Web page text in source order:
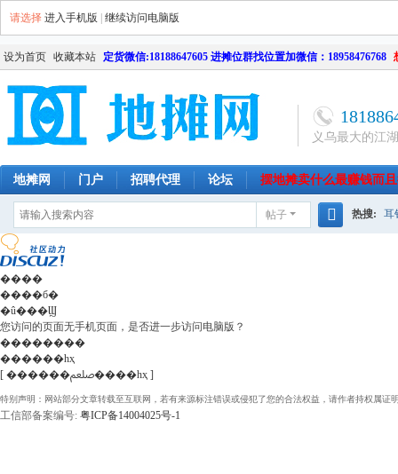
请选择 进入手机版 继续访问电脑版
设为首页 收藏本站 定货微信:18188647605 进摊位群找位置加微信：18958476768
义乌最大的江
地摊网 门户 招聘代理 论坛 摆地摊卖什么最赚钱而
南昌
帖子 热搜: 耳
����
����б�
�û���Ϣ
您访问的页面无手机页面，是否进一步访问电脑版？
��������
������һҳ
[ ������ﷵ����һҳ ]
特别声明：网站部分文章转载至互联网，若有来源标注错误或侵犯了您的合法权益，请作者持权属证
工信部备案编号: 粤ICP备14004025号-1